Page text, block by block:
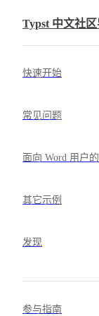
Skip to content
Typst 中文社
快速开始
常见问题
面向 Word 用户
其它示例
发现
参与指南